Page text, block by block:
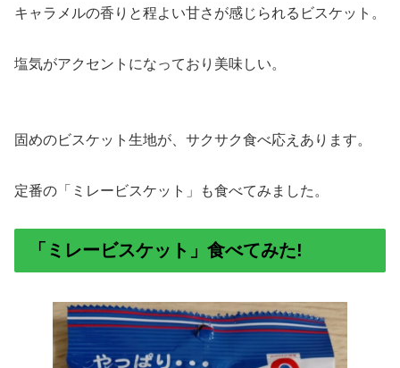
キャラメルの香りと程よい甘さが感じられるビスケット。
塩気がアクセントになっており美味しい。
固めのビスケット生地が、サクサク食べ応えあります。
定番の「ミレービスケット」も食べてみました。
「ミレービスケット」食べてみた!